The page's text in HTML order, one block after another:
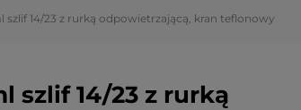
szlif 14/23 z rurką odpowietrzającą, kran teflonowy
szlif 14/23 z rurką